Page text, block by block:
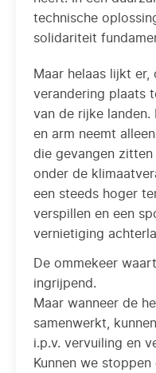
technische
solidariteit
Maar helaas lijkt er,
verandering plaats
van de rijke
en arm neemt
die gevangen
onder de
een steeds hoger
verspillen en een
vernietiging
De ommekeer
ingrijpend.
Maar wanneer de
samenwerkt,
i.p.v. vervuiling en
Kunnen we